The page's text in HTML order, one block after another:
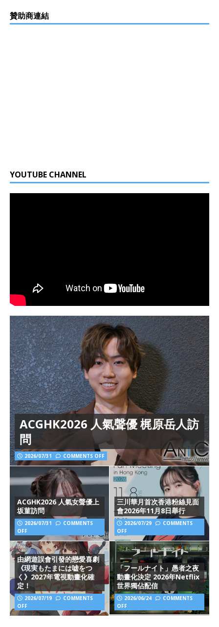
贊助商連結
YOUTUBE CHANNEL
ACGHK2026 人氣聲優 梶原岳人訪
問
2026/07/31 COMMENTS OFF
ACGHK2026 人氣女聲優上
坂菫訪問
2026/07/31
COMMENTS
OFF
三川華月首次香港粉絲見面
會2026年11月8日舉行
2026/07/29
COMMENTS
OFF
由網遊誤會引發的戀愛喜劇
《現実もたまには嘘をつ
く》2027年電視動畫化確
定！
2026/07/19
COMMENTS
OFF
「フールナイト」愚者之夜
動畫化決定 2026年Netflix
世界獨佔配信
2026/06/24
COMMENTS
OFF